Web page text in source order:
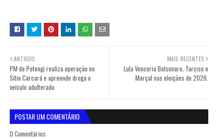
MAIS RECENTES
Lula Venceria Bolsonaro, Tarciso e
Marçal nas eleições de 2026.
ANTIGOS
PM de Potengi realiza operação no
Sítio Carcará e apreende droga e
veículo adulterado
POSTAR UM COMENTÁRIO
0 Comentários